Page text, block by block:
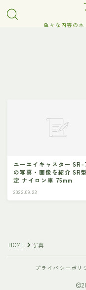
色々な内容の木
ユーエイキャスター SR-
の写真・画像を紹介 SR
定 ナイロン車 75mm
2022.09.23
HOME 写真
プライバシーポリ